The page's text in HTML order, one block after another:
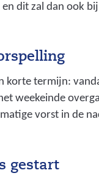
g
o
d
t
en dit zal dan ook
korte termijn:
weekeinde
vorst in de
gestart